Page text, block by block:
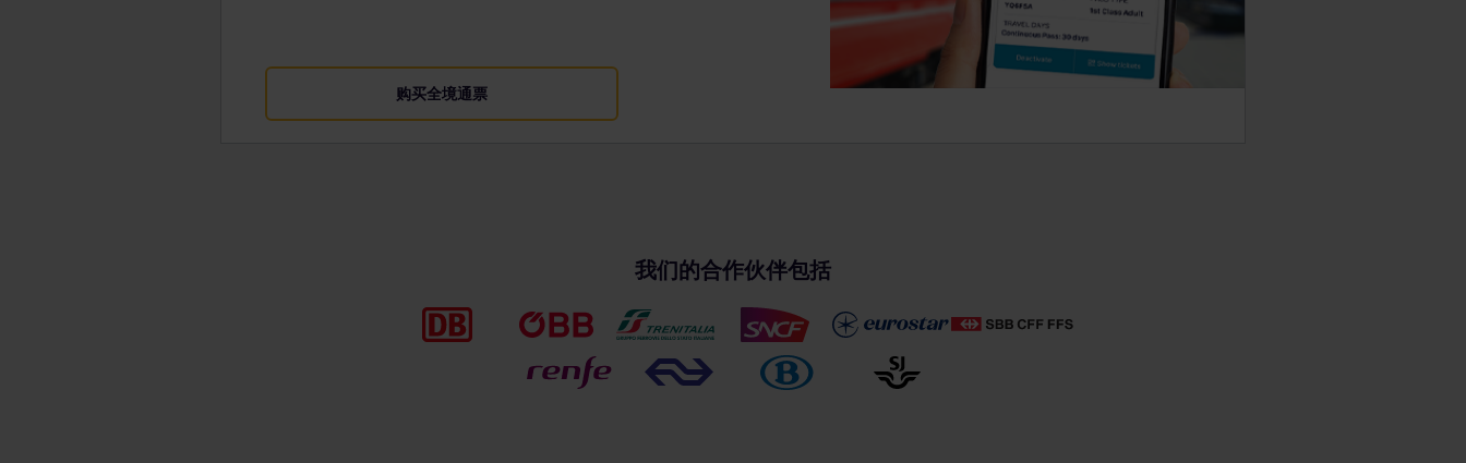
购买全境通票
我们的合作伙伴包括